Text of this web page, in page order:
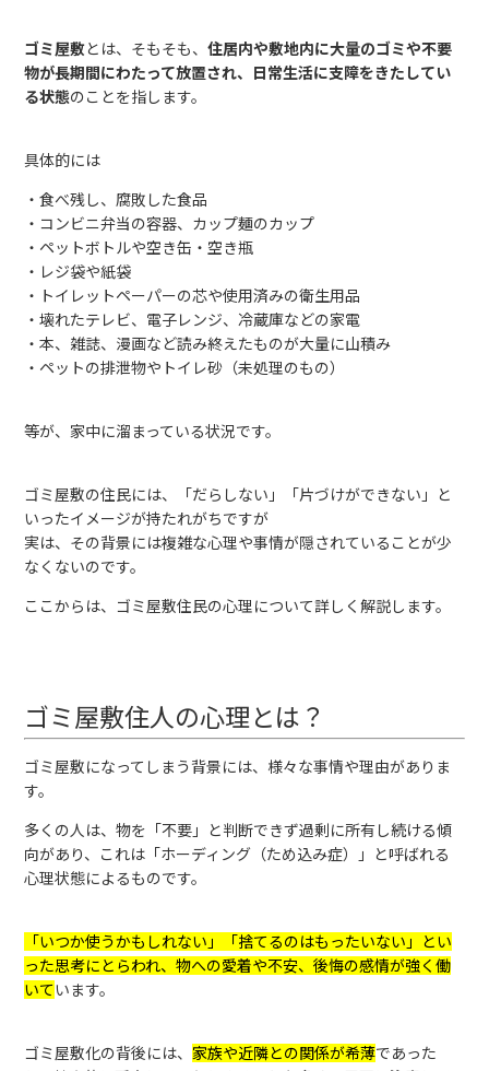
ゴミ屋敷とは、そもそも、住居内や敷地内に大量のゴミや不要
物が長期間にわたって放置され、日常生活に支障をきたしてい
る状態のことを指します。
具体的には
・食べ残し、腐敗した食品
・コンビニ弁当の容器、カップ麺のカップ
・ペットボトルや空き缶・空き瓶
・レジ袋や紙袋
・トイレットペーパーの芯や使用済みの衛生用品
・壊れたテレビ、電子レンジ、冷蔵庫などの家電
・本、雑誌、漫画など読み終えたものが大量に山積み
・ペットの排泄物やトイレ砂（未処理のもの）
等が、家中に溜まっている状況です。
ゴミ屋敷の住民には、「だらしない」「片づけができない」と
いったイメージが持たれがちですが
実は、その背景には複雑な心理や事情が隠されていることが少
なくないのです。
ここからは、ゴミ屋敷住民の心理について詳しく解説します。
ゴミ屋敷住人の心理とは？
ゴミ屋敷になってしまう背景には、様々な事情や理由がありま
す。
多くの人は、物を「不要」と判断できず過剰に所有し続ける傾
向があり、これは「ホーディング（ため込み症）」と呼ばれる
心理状態によるものです。
「いつか使うかもしれない」「捨てるのはもったいない」とい
った思考にとらわれ、物への愛着や不安、後悔の感情が強く働
いています。
ゴミ屋敷化の背後には、 家族や近隣との関係が希薄であった